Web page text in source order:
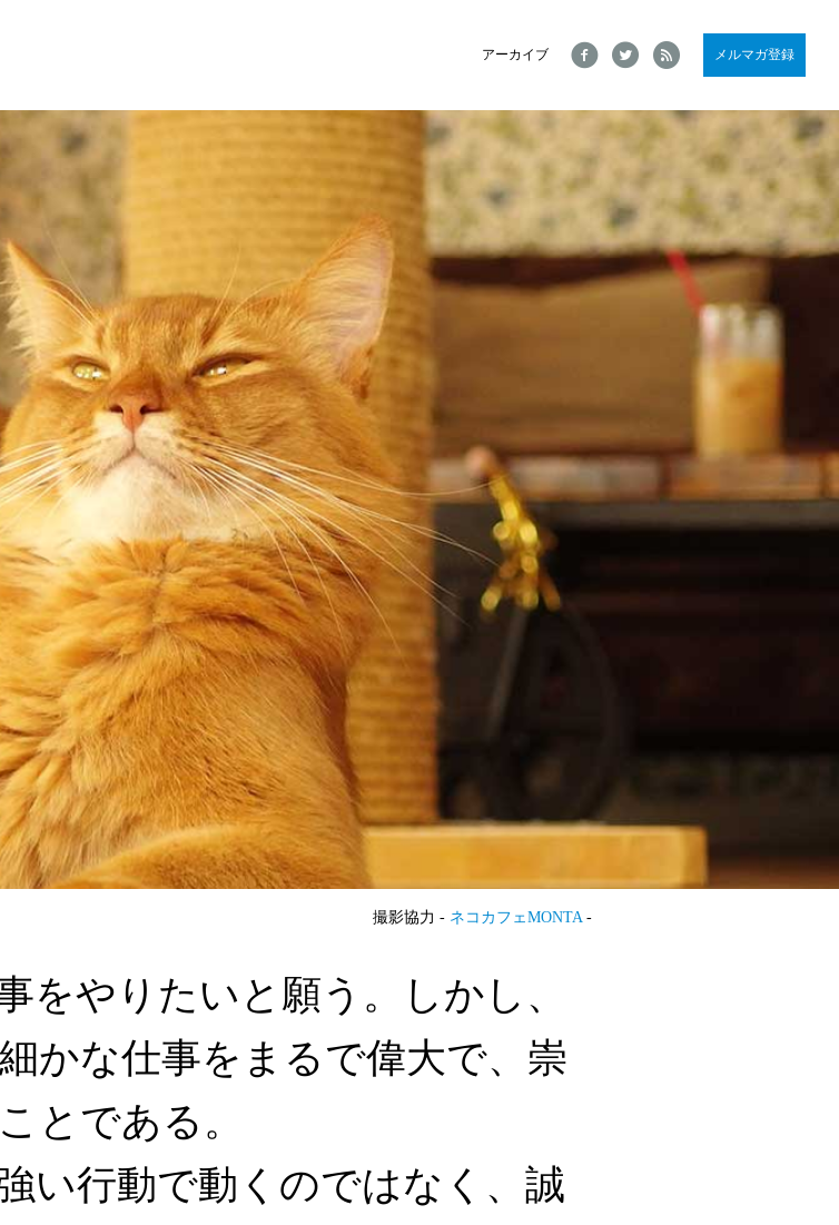
アーカイブ Facebook
Twitter
RSSメルマガ登録
撮影協力 - ネコカフェMONTA-
をやりたいと願う。しかし、
かな仕事をまるで偉大で、崇
とである。
い行動で動くのではなく、誠